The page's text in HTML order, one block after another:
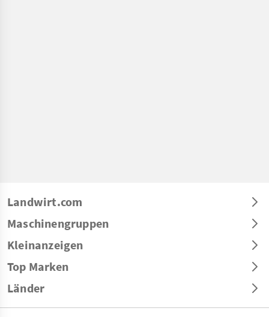
Landwirt.com
Maschinengruppen
Kleinanzeigen
Top Marken
Länder